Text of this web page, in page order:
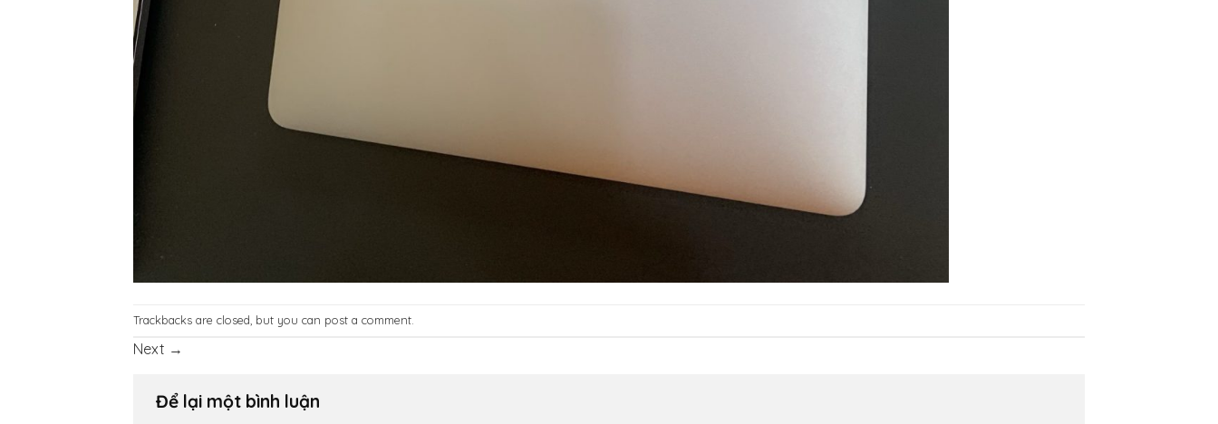
Trackbacks are closed, but you can post a comment
Next →
Để lại một bình luận